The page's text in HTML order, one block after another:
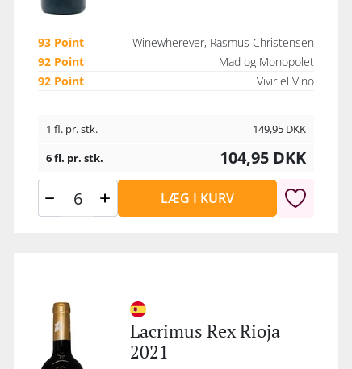
instrukser. Som bevis for vinenes ekstremt høje klasse
prisvindende vinerier i verden.
93 Point
Winewherever, Rasmus Christensen
92 Point
Mad og Monopolet
92 Point
Vivir el Vino
1 fl. pr. stk. 149,95 DKK
6 fl. pr. stk.
104,95 DKK
LÆG I KURV
Lacrimus Rex Rioja
2021